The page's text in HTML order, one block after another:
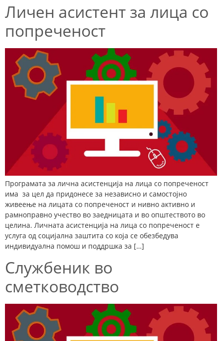
Личен асистент за лица со
попреченост
Програмата за лична асистенција на лица со попреченост
има за цел да придонесе за независно и самостојно
живеење на лицата со попреченост и нивно активно и
рамноправно учество во заедницата и во општеството во
целина. Личната асистенција на лица со попреченост е
услуга од социјална заштита со која се обезбедува
индивидуална помош и поддршка за […]
Службеник во
сметководство